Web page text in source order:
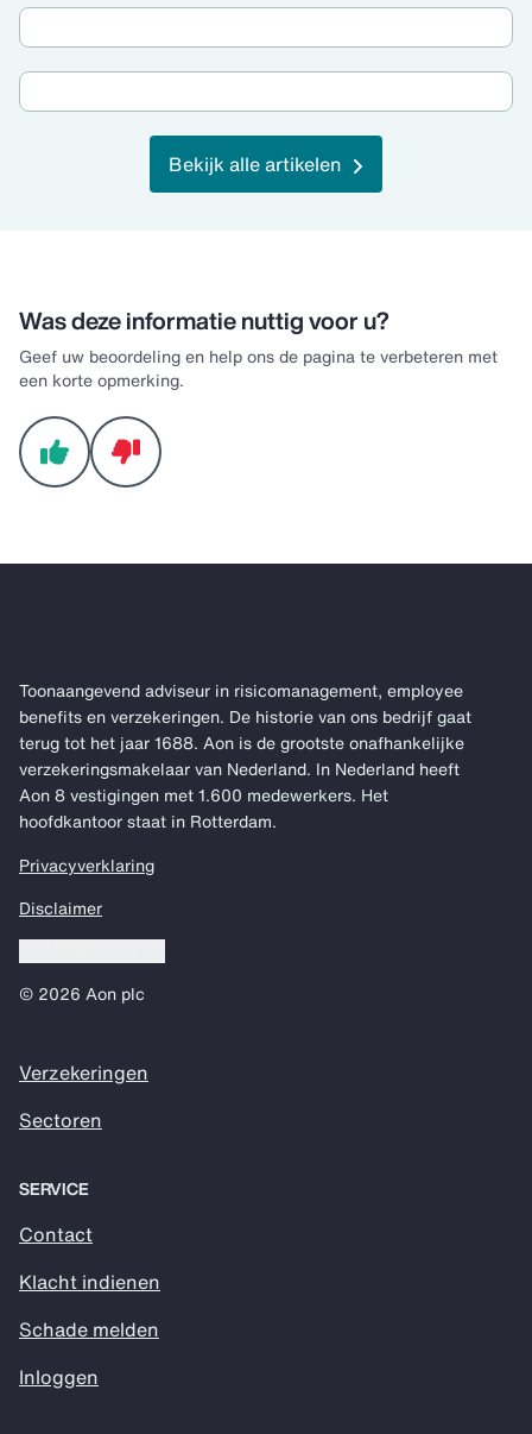
Bekijk alle artikelen
Was deze informatie nuttig voor u?
Geef uw beoordeling en help ons de pagina te verbeteren met
een korte opmerking.
Toonaangevend adviseur in risicomanagement, employee
benefits en verzekeringen. De historie van ons bedrijf gaat
terug tot het jaar 1688. Aon is de grootste onafhankelijke
verzekeringsmakelaar van Nederland. In Nederland heeft
Aon 8 vestigingen met 1.600 medewerkers. Het
hoofdkantoor staat in Rotterdam.
Privacyverklaring
Disclaimer
© 2026 Aon plc
Verzekeringen
Sectoren
SERVICE
Contact
Klacht indienen
Schade melden
Inloggen